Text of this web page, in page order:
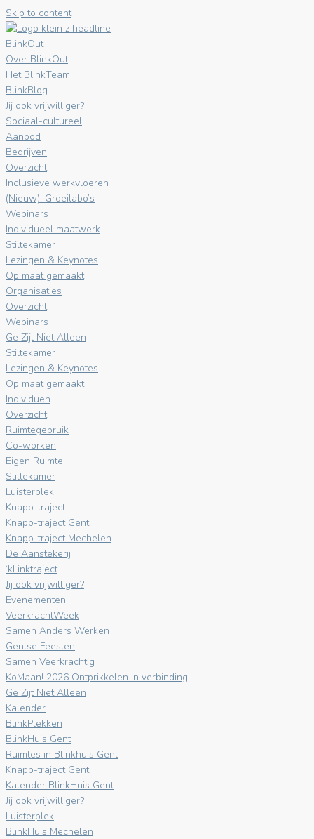
Skip to content
BlinkOut
Over BlinkOut
Het BlinkTeam
BlinkBlog
Jij ook vrijwilliger?
Sociaal-cultureel
Aanbod
Bedrijven
Overzicht
Inclusieve werkvloeren
(Nieuw): Groeilabo’s
Webinars
Individueel maatwerk
Stiltekamer
Lezingen & Keynotes
Op maat gemaakt
Organisaties
Overzicht
Webinars
Ge Zijt Niet Alleen
Stiltekamer
Lezingen & Keynotes
Op maat gemaakt
Individuen
Overzicht
Ruimtegebruik
Co-worken
Eigen Ruimte
Stiltekamer
Luisterplek
Knapp-traject
Knapp-traject Gent
Knapp-traject Mechelen
De Aanstekerij
‘kLinktraject
Jij ook vrijwilliger?
Evenementen
VeerkrachtWeek
Samen Anders Werken
Gentse Feesten
Samen Veerkrachtig
KoMaan! 2026 Ontprikkelen in verbinding
Ge Zijt Niet Alleen
Kalender
BlinkPlekken
BlinkHuis Gent
Ruimtes in Blinkhuis Gent
Knapp-traject Gent
Kalender BlinkHuis Gent
Jij ook vrijwilliger?
Luisterplek
BlinkHuis Mechelen